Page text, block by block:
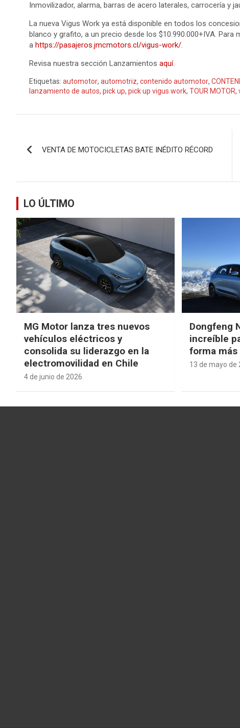
Inmovilizador, alarma, barras de acero laterales, carrocería y
La nueva Vigus Work ya está disponible en todos los
blanco y grafito, a un precio desde los $10.990.000+IVA. Para
a https://pasajeros.jmcmotors.cl/vigus-work/.
Revisa nuestra sección Lanzamientos aquí.
Etiquetas: automotor, automotriz, contenido automotor,
lanzamiento de autos, pick up, pick up vigus work, TOUR MOTOR,
de
entradas
VENTA DE MOTOCICLETAS BATE INÉDITO RÉCORD
LO ÚLTIMO
MG Motor lanza tres nuevos
vehículos eléctricos y
consolida su liderazgo en la
electromovilidad en Chile
4 de junio de 2026
Dongfeng
increíble
forma
13 de mayo de